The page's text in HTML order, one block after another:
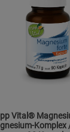
Vital®
Komplex